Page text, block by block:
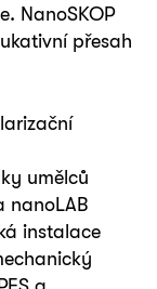
NanoSKOP
přesah
umělců
nanoLAB
instalace